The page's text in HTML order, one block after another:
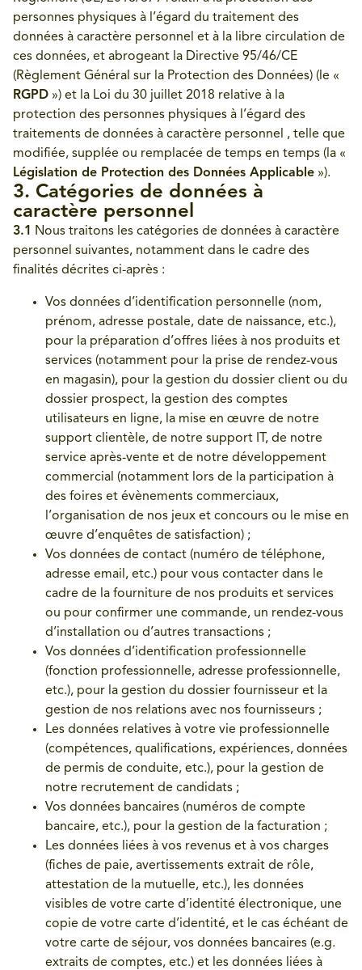
personnes physiques à l’égard du traitement des
données à caractère personnel et à la libre circulation de
ces données, et abrogeant la Directive 95/46/CE
(Règlement Général sur la Protection des Données) (le «
RGPD ») et la Loi du 30 juillet 2018 relative à la
protection des personnes physiques à l’égard des
traitements de données à caractère personnel , telle que
modifiée, supplée ou remplacée de temps en temps (la «
Législation de Protection des Données Applicable »).
3. Catégories de données à
caractère personnel
3.1
Nous traitons les catégories de données à caractère
personnel suivantes, notamment dans le cadre des
finalités décrites ci-après :
Vos données d’identification personnelle (nom,
prénom, adresse postale, date de naissance, etc.),
pour la préparation d’offres liées à nos produits et
services (notamment pour la prise de rendez-vous
en magasin), pour la gestion du dossier client ou du
dossier prospect, la gestion des comptes
utilisateurs en ligne, la mise en œuvre de notre
support clientèle, de notre support IT, de notre
service après-vente et de notre développement
commercial (notamment lors de la participation à
des foires et évènements commerciaux,
l’organisation de nos jeux et concours ou le mise en
œuvre d’enquêtes de satisfaction) ;
Vos données de contact (numéro de téléphone,
adresse email, etc.) pour vous contacter dans le
cadre de la fourniture de nos produits et services
ou pour confirmer une commande, un rendez-vous
d’installation ou d’autres transactions ;
Vos données d’identification professionnelle
(fonction professionnelle, adresse professionnelle,
etc.), pour la gestion du dossier fournisseur et la
gestion de nos relations avec nos fournisseurs ;
Les données relatives à votre vie professionnelle
(compétences, qualifications, expériences, données
de permis de conduite, etc.), pour la gestion de
notre recrutement de candidats ;
Vos données bancaires (numéros de compte
bancaire, etc.), pour la gestion de la facturation ;
Les données liées à vos revenus et à vos charges
(fiches de paie, avertissements extrait de rôle,
attestation de la mutuelle, etc.), les données
visibles de votre carte d’identité électronique, une
copie de votre carte d’identité, et le cas échéant de
votre carte de séjour, vos données bancaires (e.g.
extraits de comptes, etc.) et les données liées à